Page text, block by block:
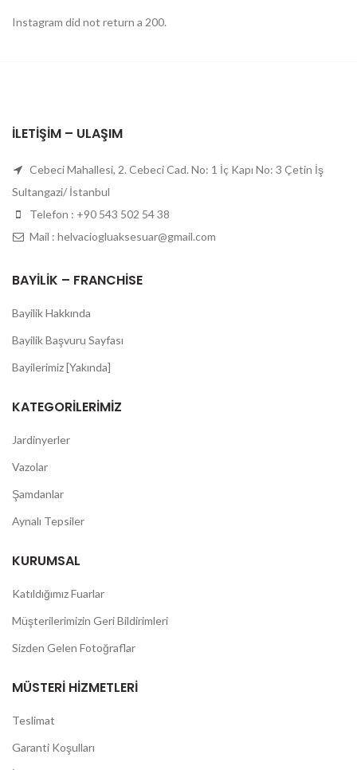
Instagram did not return a 200.
İLETIŞIM – ULAŞIM
Cebeci Mahallesi, 2. Cebeci Cad. No: 1 İç Kapı No: 3 Çetin İş
Sultangazi/ İstanbul
Telefon : +90 543 502 54 38
Mail : helvaciogluaksesuar@gmail.com
BAYILIK – FRANCHISE
Bayilik Hakkında
Bayilik Başvuru Sayfası
Bayilerimiz [Yakında]
KATEGORILERIMIZ
Jardinyerler
Vazolar
Şamdanlar
Aynalı Tepsiler
KURUMSAL
Katıldığımız Fuarlar
Müşterilerimizin Geri Bildirimleri
Sizden Gelen Fotoğraflar
MÜSTERI HIZMETLERI
Teslimat
Garanti Koşulları